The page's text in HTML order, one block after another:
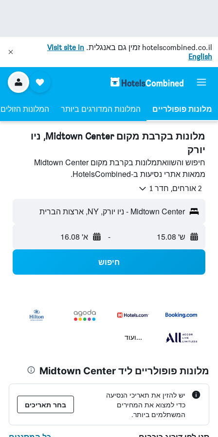
hotelscombined.co.il זמין גם באנגלית. Visit site in
English
מלונות פופולריים המלונות המדורגים ביותר המלונות
מלונות בקרבת מקום Midtown Center, ניו
יורק
חיפוש והשוואתמלונות בקרבת מקום Midtown Center
ממאות אתרי נסיעות ב-HotelsCombined.
2 אורחים, חדר 1
Midtown Center - ניו יורק, NY, ארצות הברית
ש' 15.08 - א' 16.08
חיפוש
...ועוד
מלונות פופולריים ליד Midtown Center
יש להזין את תאריכי הנסיעה
כדי למצוא את המחירים
המשתלמים ביותר.
בחר תאריכים